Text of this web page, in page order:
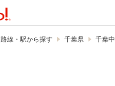
路線・駅から探す 千葉県 千葉